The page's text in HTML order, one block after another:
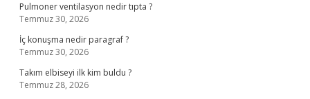
Pulmoner ventilasyon nedir tıpta ?
Temmuz 30, 2026
İç konuşma nedir paragraf ?
Temmuz 30, 2026
Takım elbiseyi ilk kim buldu ?
Temmuz 28, 2026